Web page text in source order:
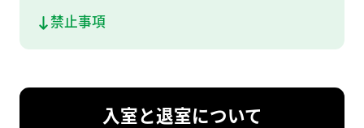
秋葉原昭和通り
池袋西口店
禁止事項
入室と退室について